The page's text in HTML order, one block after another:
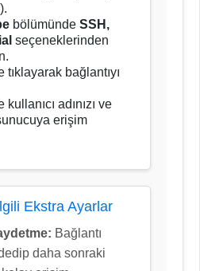
bölümünde SSH,
seçeneklerinden
tıklayarak bağlantıyı
adınızı ve
erişim
Ekstra Ayarlar
Bağlantı
daha sonraki